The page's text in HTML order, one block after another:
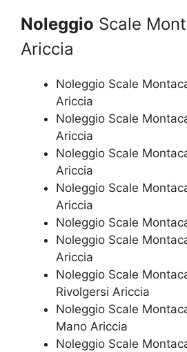
Noleggio Scale
Ariccia
Noleggio Scale
Ariccia
Noleggio Scale
Ariccia
Noleggio Scale
Ariccia
Noleggio Scale
Ariccia
Noleggio Scale
Noleggio Scale
Ariccia
Noleggio Scale
Rivolgersi Ariccia
Noleggio Scale
Mano Ariccia
Noleggio Scale